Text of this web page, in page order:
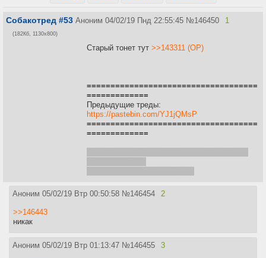
Собакотред #53 Аноним 04/02/19 Пнд 22:55:45 №146450 1
(182Кб, 1130x800)
Старый тонет тут >>143311 (OP)
====================================
=============
Предыдущие треды:
https://pastebin.com/YJ1jQMsP
====================================
=============
Аноним 05/02/19 Втр 00:50:58 №146454 2
>>146443
никак
Аноним 05/02/19 Втр 01:13:47 №146455 3